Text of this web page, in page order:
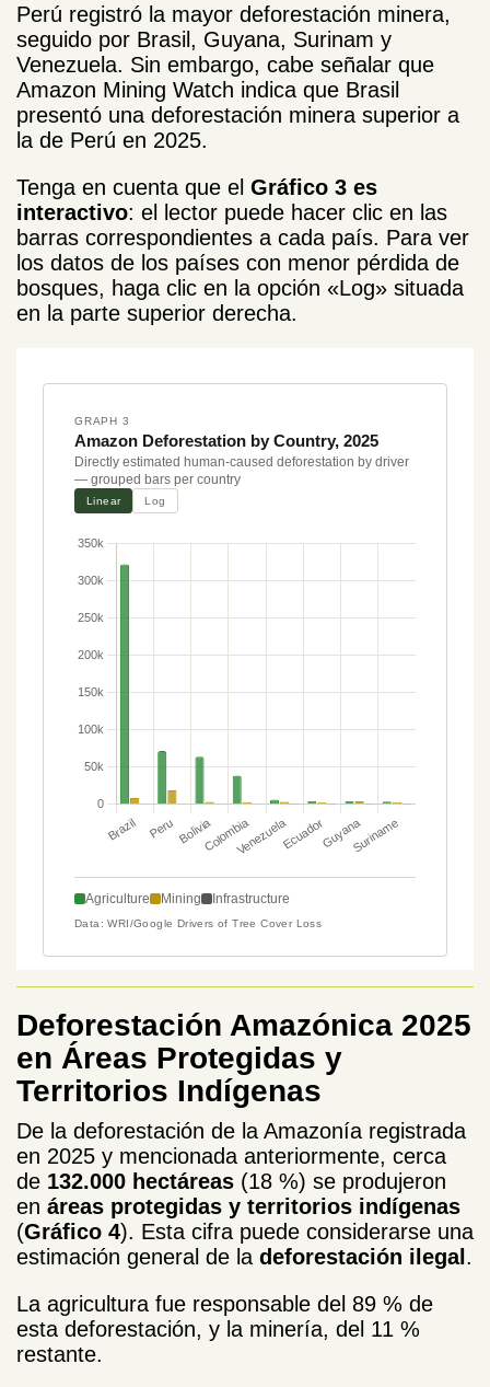
Perú registró la mayor deforestación minera,
seguido por Brasil, Guyana, Surinam y
Venezuela. Sin embargo, cabe señalar que
Amazon Mining Watch indica que Brasil
presentó una deforestación minera superior a
la de Perú en 2025.
Tenga en cuenta que el Gráfico 3 es
interactivo: el lector puede hacer clic en las
barras correspondientes a cada país. Para ver
los datos de los países con menor pérdida de
bosques, haga clic en la opción «Log» situada
en la parte superior derecha.
Deforestación Amazónica 2025
en Áreas Protegidas y
Territorios Indígenas
De la deforestación de la Amazonía registrada
en 2025 y mencionada anteriormente, cerca
de 132.000 hectáreas (18 %) se produjeron
en áreas protegidas y territorios indígenas
(Gráfico 4). Esta cifra puede considerarse una
estimación general de la deforestación ilegal.
La agricultura fue responsable del 89 % de
esta deforestación, y la minería, del 11 %
restante.